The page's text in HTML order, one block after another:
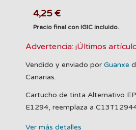
4,25 €
Precio final con IGIC incluido.
Advertencia: ¡Últimos
Vendido y enviado por Guanxe
Canarias.
Cartucho de tinta Alternativo
E1294, reemplaza a
Ver más detalles